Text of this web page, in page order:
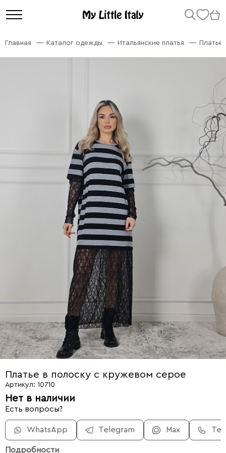
Главная Каталог одежды Итальянские платья
Платье в полоску с кружевом серое
Артикул: 10710
Нет в наличии
Есть вопросы?
WhatsApp Telegram Max
Подробности